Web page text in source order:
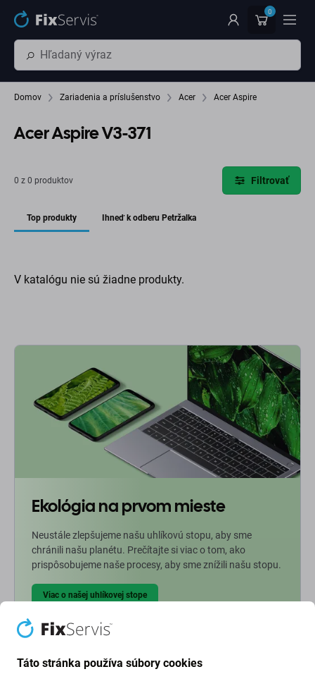
Preskočiť na hlavný obsah 0
Domov Zariadenia a príslušenstvo Acer Acer Aspire
Acer Aspire V3-371
0 z 0 produktov Filtrovať
Top produkty Ihneď k odberu Petržalka
V katalógu nie sú žiadne produkty.
Ekológia na prvom mieste
Neustále zlepšujeme našu uhlíkovú stopu, aby sme
chránili našu planétu. Prečítajte si viac o tom, ako
prispôsobujeme naše procesy, aby sme znížili našu stopu.
Viac o našej uhlíkovej stope
Táto stránka používa súbory cookies